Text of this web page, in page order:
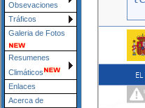
Obsevaciones
Tráficos
Galeria de Fotos
Resumenes
Climáticos
Enlaces
Acerca de